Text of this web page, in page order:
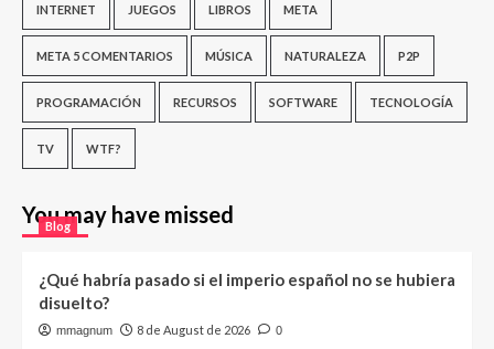
INTERNET JUEGOS LIBROS META
META 5 COMENTARIOS MÚSICA NATURALEZA P2P
PROGRAMACIÓN RECURSOS SOFTWARE TECNOLOGÍA
TV WTF?
You may have missed
Blog
¿Qué habría pasado si el imperio español no se hubiera
disuelto?
mmagnum 8 de August de 2026 0